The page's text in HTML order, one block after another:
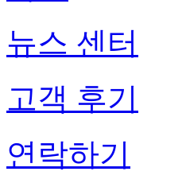
뉴스 센터
고객 후기
연락하기